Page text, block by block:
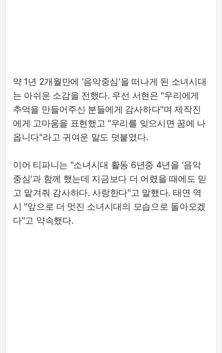
약 1년 2개월만에 '음악중심'을 떠나게 된 소녀시대
는 아쉬운 소감을 전했다. 우선 서현은 "우리에게
추억을 만들어주신 분들에게 감사하다"며 제작진
에게 고마움을 표현했고 "우리를 잊으시면 꿈에 나
옵니다"라고 귀여운 말도 덧붙였다.
이어 티파니는 "소녀시대 활동 6년중 4년을 '음악
중심'과 함께 했는데 지금보다 더 어렸을 때에도 믿
고 맡겨줘 감사하다. 사랑한다"고 말했다. 태연 역
시 "앞으로 더 멋진 소녀시대의 모습으로 돌아오겠
다"고 약속했다.